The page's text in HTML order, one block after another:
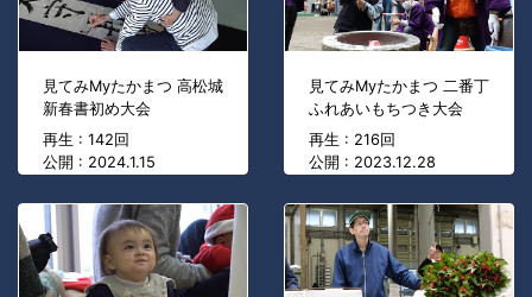
見てみMyたかまつ 高松城
新春書初め大会
再生 : 142回
公開 : 2024.1.15
見てみMyたかまつ 二番丁
ふれあいもちつき大会
再生 : 216回
公開 : 2023.12.28